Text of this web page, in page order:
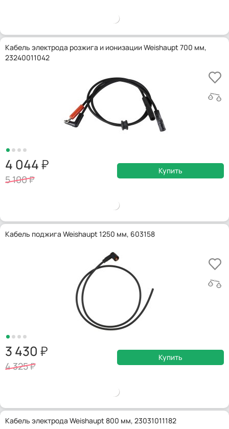
Кабель электрода розжига и ионизации Weishaupt 700 мм,
23240011042
4 044
5 100
Купить
Кабель поджига Weishaupt 1250 мм, 603158
3 430
4 325
Купить
Кабель электрода Weishaupt 800 мм, 23031011182